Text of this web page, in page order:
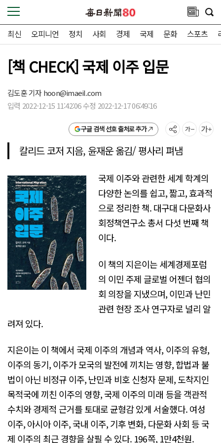
최신 오피니언 정치 사회 경제 국제 문화 스포츠
[책 CHECK] 국제 이주 입문
김도훈 기자hoon@imaeil.com
입력 2022-12-15 11:42:06 수정 2022-12-17 06:49:16
구글 검색 선호 출처로 추가
칼리드 코저 지음, 윤재운 옮김/ 평사리 펴냄
국제 이주와 관련한 세계 학계의
다양한 논의를 쉽고, 짧고, 효과적
으로 정리한 책. 대구대 다문화사
회정책연구소 총서 다섯 번째 책
이다.
이 책의 지은이는 세계경제포럼
의 이민 주제 글로벌 어젠더 협의
회 의장을 지냈으며, 이민과 난민
관련 현장 조사 연구자로 널리 알
려져 있다.
지은이는 이 책에서 국제 이주의 개념과 역사, 이주의 유형,
이주의 동기, 이주가 모국의 발전에 끼치는 영향, 합법과 불
법이 아닌 비정규 이주, 난민과 비호 신청자 문제, 도착지인
목적국에 끼친 이주의 영향, 국제 이주의 미래 등을 객관적
수치와 경제적 근거를 토대로 균형감 있게 서술했다. 여성
이주, 아시아 이주, 국내 이주, 기후 변화, 다문화 사회 등 국
제 이주의 최근 경향을 살필 수 있다. 196쪽, 1만4천원.